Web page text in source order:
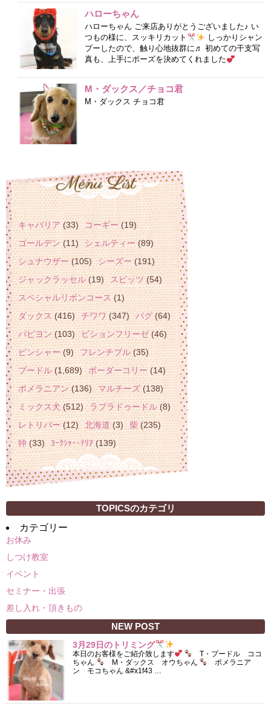
ハローちゃん
ハローちゃん ご来店ありがとうございました♪ い
つもの様に、スッキリカット
しっかりシャン
プーしたので、触り心地抜群に♬ 初めての干支写
真も、上手にポーズを決めてくれました
M・ダックス／チョコ君
M・ダックス チョコ君
キャバリア(33) コーギー(19)
ゴールデン(11) シェルティー(89)
シュナウザー(105) シーズー(191)
ジャックラッセル(19) スピッツ(54)
スペシャルリボンコース(1)
ダックス(416) チワワ(347) パグ(64)
パピヨン(103) ビションフリーゼ(46)
ピンシャー(9) フレンチブル(35)
プードル(1,689) ボーダーコリー(14)
ポメラニアン(136) マルチーズ(138)
ミックス犬(512) ラブラドゥードル(8)
レトリバー(12) 北海道(3) 柴(235)
狆(33) ﾖｰｸｼｬｰ･ﾃﾘｱ(139)
TOPICSのカテゴリ
カテゴリー
お休み
しつけ教室
イベント
セミナー・出張
差し入れ・頂きもの
NEW POST
3月29日のトリミング
本日のお客様をご紹介致します
T・プードル ココ
ちゃん
M・ダックス オウちゃん
ポメラニア
ン モコちゃん &#x1f43 …